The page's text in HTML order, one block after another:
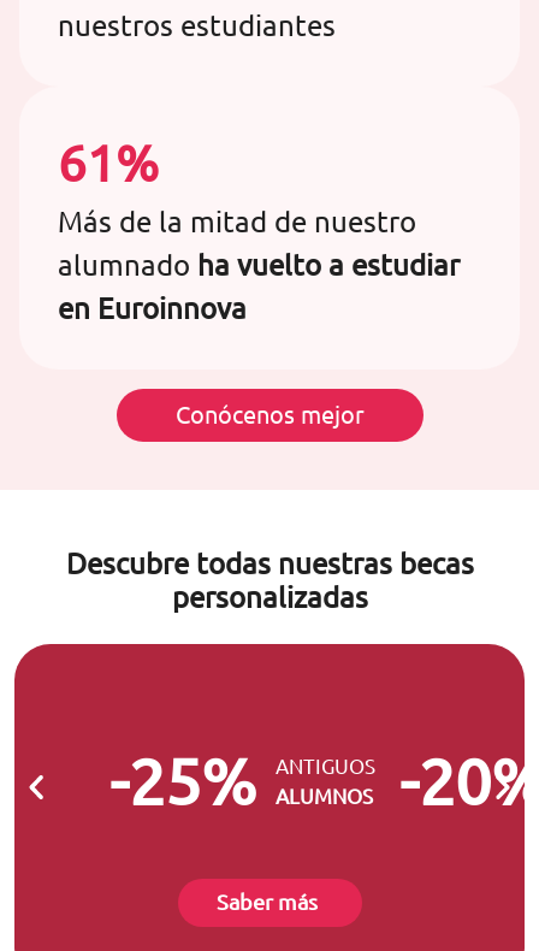
nuestros estudiantes
61%
Más de la mitad de nuestro
alumnado ha vuelto a estudiar
en Euroinnova
Conócenos mejor
Descubre todas nuestras becas
personalizadas
-25%
ANTIGUOS
ALUMNOS
-
Saber más